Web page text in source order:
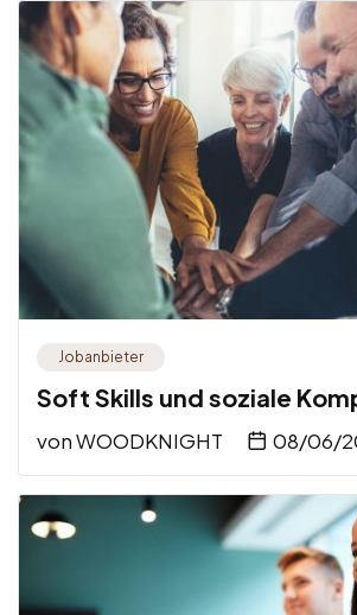
Jobanbieter
Soft Skills und soziale
vonWOODKNIGHT 08/06/